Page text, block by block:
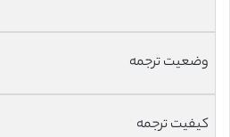
وضعیت ترجمه
کیفیت ترجمه